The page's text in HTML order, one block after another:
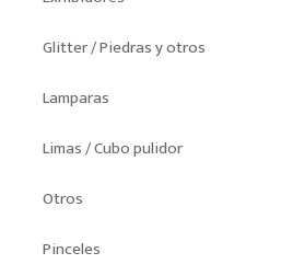
Glitter / Piedras y otros
Lamparas
Limas / Cubo pulidor
Otros
Pinceles